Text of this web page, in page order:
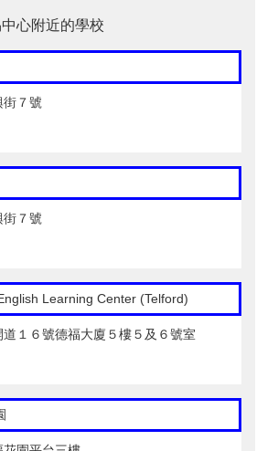
心附近的學校
街７號
街７號
Learning Center (Telford)
１６號德福大廈５樓５及６號室